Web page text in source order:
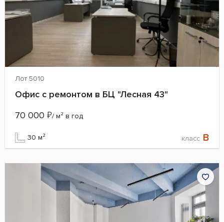
Лот 5010
Офис с ремонтом в БЦ "Лесная 43"
70 000 ₽/ м² в год
30 м² класс B